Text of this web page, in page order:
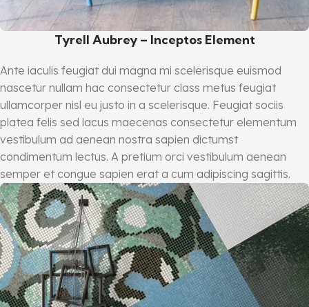
Tyrell Aubrey – Inceptos Element
Ante iaculis feugiat dui magna mi scelerisque euismod
nascetur nullam hac consectetur class metus feugiat
ullamcorper nisl eu justo in a scelerisque. Feugiat sociis
platea felis sed lacus maecenas consectetur elementum
vestibulum ad aenean nostra sapien dictumst
condimentum lectus. A pretium orci vestibulum aenean
semper et congue sapien erat a cum adipiscing sagittis.